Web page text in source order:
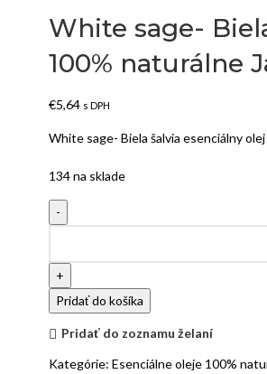
White sage-
100% naturálne
€5,64 s DPH
White sage- Biela šalvia esenciálny
134 na sklade
Pridať do košíka
Pridať do zoznamu želaní
Kategórie: Esenciálne oleje 100%